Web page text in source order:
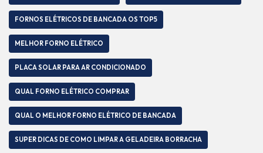
FORNOS ELÉTRICOS DE BANCADA OS TOP5
MELHOR FORNO ELÉTRICO
PLACA SOLAR PARA AR CONDICIONADO
QUAL FORNO ELÉTRICO COMPRAR
QUAL O MELHOR FORNO ELÉTRICO DE BANCADA
SUPER DICAS DE COMO LIMPAR A GELADEIRA BORRACHA